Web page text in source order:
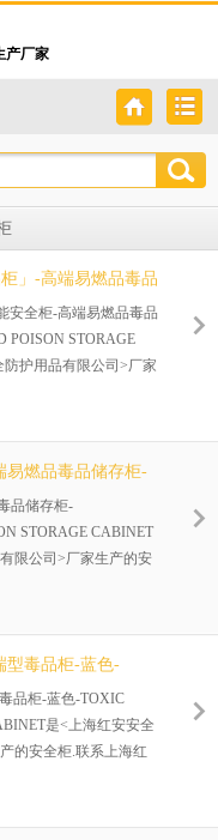
产厂家
」-高端易燃品毒品
POISON
安全柜-高端易燃品毒品
POISON STORAGE
护用品有限公司>厂家
（H*W*D/mm）
易燃品毒品储存柜-
STORAGE
品储存柜-
STORAGE CABINET
限公司>厂家生产的安
/ 1930*1090*460mm
型毒品柜-蓝色-
CABINET
品柜-蓝色-TOXIC
是<上海红安安全
的安全柜.联系上海红